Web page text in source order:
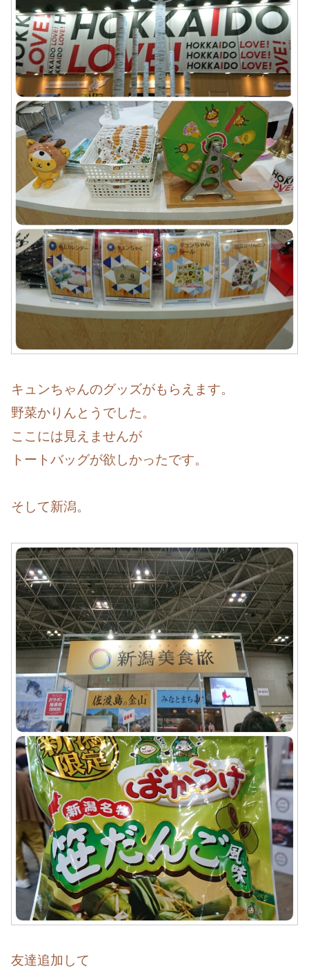
キュンちゃんのグッズがもらえます。
野菜かりんとうでした。
ここには見えませんが
トートバッグが欲しかったです。
そして新潟。
友達追加して